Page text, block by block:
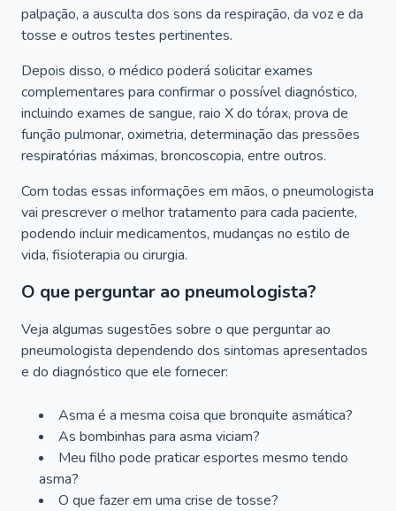
palpação, a ausculta dos sons da respiração, da voz e da
tosse e outros testes pertinentes.
Depois disso, o médico poderá solicitar exames
complementares para confirmar o possível diagnóstico,
incluindo exames de sangue, raio X do tórax, prova de
função pulmonar, oximetria, determinação das pressões
respiratórias máximas, broncoscopia, entre outros.
Com todas essas informações em mãos, o pneumologista
vai prescrever o melhor tratamento para cada paciente,
podendo incluir medicamentos, mudanças no estilo de
vida, fisioterapia ou cirurgia.
O que perguntar ao pneumologista?
Veja algumas sugestões sobre o que perguntar ao
pneumologista dependendo dos sintomas apresentados
e do diagnóstico que ele fornecer:
Asma é a mesma coisa que bronquite asmática?
As bombinhas para asma viciam?
Meu filho pode praticar esportes mesmo tendo
asma?
O que fazer em uma crise de tosse?